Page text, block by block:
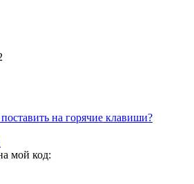
на горячие клавиши?
мой код: